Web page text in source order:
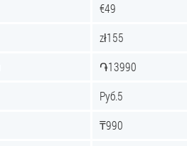
€49
zł155
֏13990
Руб.5
₸990